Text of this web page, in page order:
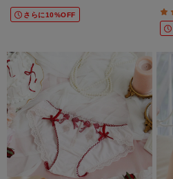
さらに10%OFF